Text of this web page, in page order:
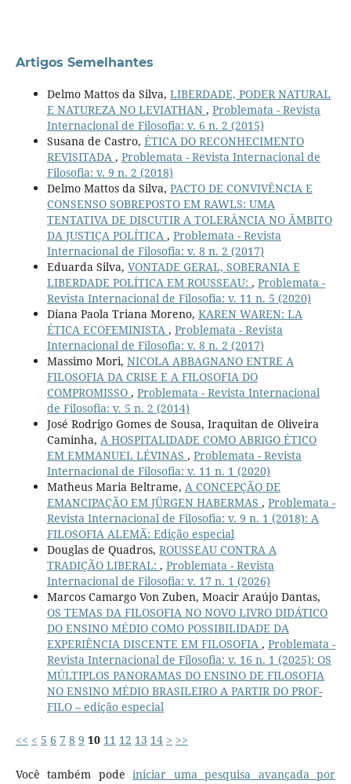
Artigos Semelhantes
Delmo Mattos da Silva, LIBERDADE, PODER NATURAL
E NATUREZA NO LEVIATHAN , Problemata - Revista
Internacional de Filosofia: v. 6 n. 2 (2015)
Susana de Castro, ÉTICA DO RECONHECIMENTO
REVISITADA , Problemata - Revista Internacional de
Filosofia: v. 9 n. 2 (2018)
Delmo Mattos da Silva, PACTO DE CONVIVÊNCIA E
CONSENSO SOBREPOSTO EM RAWLS: UMA
TENTATIVA DE DISCUTIR A TOLERÂNCIA NO ÂMBITO
DA JUSTIÇA POLÍTICA , Problemata - Revista
Internacional de Filosofia: v. 8 n. 2 (2017)
Eduarda Silva, VONTADE GERAL, SOBERANIA E
LIBERDADE POLÍTICA EM ROUSSEAU: , Problemata -
Revista Internacional de Filosofia: v. 11 n. 5 (2020)
Diana Paola Triana Moreno, KAREN WAREN: LA
ÉTICA ECOFEMINISTA , Problemata - Revista
Internacional de Filosofia: v. 8 n. 2 (2017)
Massimo Mori, NICOLA ABBAGNANO ENTRE A
FILOSOFIA DA CRISE E A FILOSOFIA DO
COMPROMISSO , Problemata - Revista Internacional
de Filosofia: v. 5 n. 2 (2014)
José Rodrigo Gomes de Sousa, Iraquitan de Oliveira
Caminha, A HOSPITALIDADE COMO ABRIGO ÉTICO
EM EMMANUEL LÉVINAS , Problemata - Revista
Internacional de Filosofia: v. 11 n. 1 (2020)
Matheus Maria Beltrame, A CONCEPÇÃO DE
EMANCIPAÇÃO EM JÜRGEN HABERMAS , Problemata -
Revista Internacional de Filosofia: v. 9 n. 1 (2018): A
FILOSOFIA ALEMÃ: Edição especial
Douglas de Quadros, ROUSSEAU CONTRA A
TRADIÇÃO LIBERAL: , Problemata - Revista
Internacional de Filosofia: v. 17 n. 1 (2026)
Marcos Camargo Von Zuben, Moacir Araújo Dantas,
OS TEMAS DA FILOSOFIA NO NOVO LIVRO DIDÁTICO
DO ENSINO MÉDIO COMO POSSIBILIDADE DA
EXPERIÊNCIA DISCENTE EM FILOSOFIA , Problemata -
Revista Internacional de Filosofia: v. 16 n. 1 (2025): OS
MÚLTIPLOS PANORAMAS DO ENSINO DE FILOSOFIA
NO ENSINO MÉDIO BRASILEIRO A PARTIR DO PROF-
FILO – edição especial
<< < 5 6 7 8 9 10 11 12 13 14 > >>
Você também podeiniciar uma pesquisa avançada por